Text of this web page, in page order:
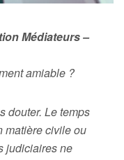
Médiateurs –
amiable ?
douter. Le temps
matière civile ou
judiciaires ne